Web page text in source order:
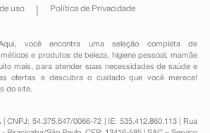
uso Política de Privacidade
você encontra uma seleção completa de
e produtos de beleza, higiene pessoal ,mamãe
mais, para atender suas necessidades de saúde e
ofertas e descubra o cuidado que você merece!
do site.
| CNPJ: 54.375.647/0066-72 | IE: 535.412.860.113 | Rua